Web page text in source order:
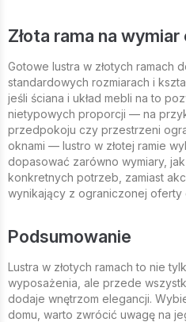
Złota rama na
Gotowe lustra w złotych ramach
standardowych rozmiarach i
jeśli ściana i układ mebli na to
nietypowych proporcji — na
przedpokoju czy przestrzeni
oknami — lustro w złotej ramie
dopasować zarówno wymiary,
konkretnych potrzeb, zamiast
wynikający z ograniczonej oferty
Podsumowanie
Lustra w złotych ramach to nie
wyposażenia, ale przede
dodaje wnętrzom elegancji.
domu, warto zwrócić uwagę na